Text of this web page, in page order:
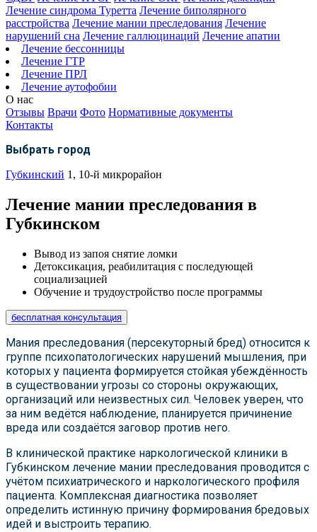
Лечение синдрома Туретта Лечение биполярного
расстройства Лечение мании преследования Лечение
нарушений сна Лечение галлюцинаций Лечение апатии
Лечение бессонницы
Лечение ГТР
Лечение ПРЛ
Лечение аутофобии
О нас
Отзывы Врачи Фото Нормативные документы
Контакты
Выбрать город
Губкинский 1, 10-й микрорайон
Лечение мании преследования в
Губкинском
Вывод из запоя снятие ломки
Детоксикация, реабилитация с последующей
социализацией
Обучение и трудоустройство после программы
бесплатная консультация
Мания преследования (персекуторный бред) относится к
группе психопатологических нарушений мышления, при
которых у пациента формируется стойкая убеждённость
в существовании угрозы со стороны окружающих,
организаций или неизвестных сил. Человек уверен, что
за ним ведётся наблюдение, планируется причинение
вреда или создаётся заговор против него.
В клинической практике наркологической клиники в
Губкинском лечение мании преследования проводится с
учётом психиатрического и наркологического профиля
пациента. Комплексная диагностика позволяет
определить истинную причину формирования бредовых
идей и выстроить терапию.